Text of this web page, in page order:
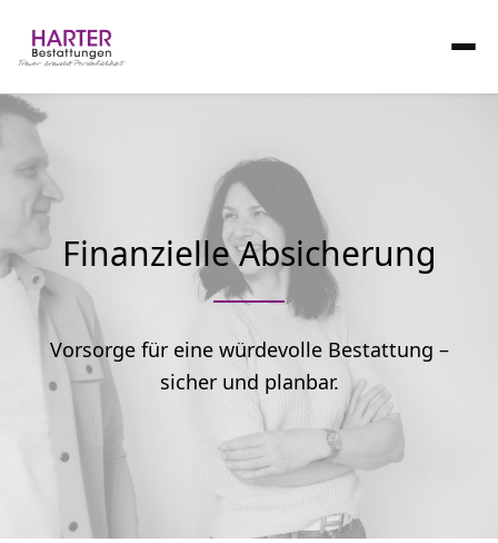
Finanzielle Absicherung
Vorsorge für eine würdevolle Bestattung –
sicher und planbar.